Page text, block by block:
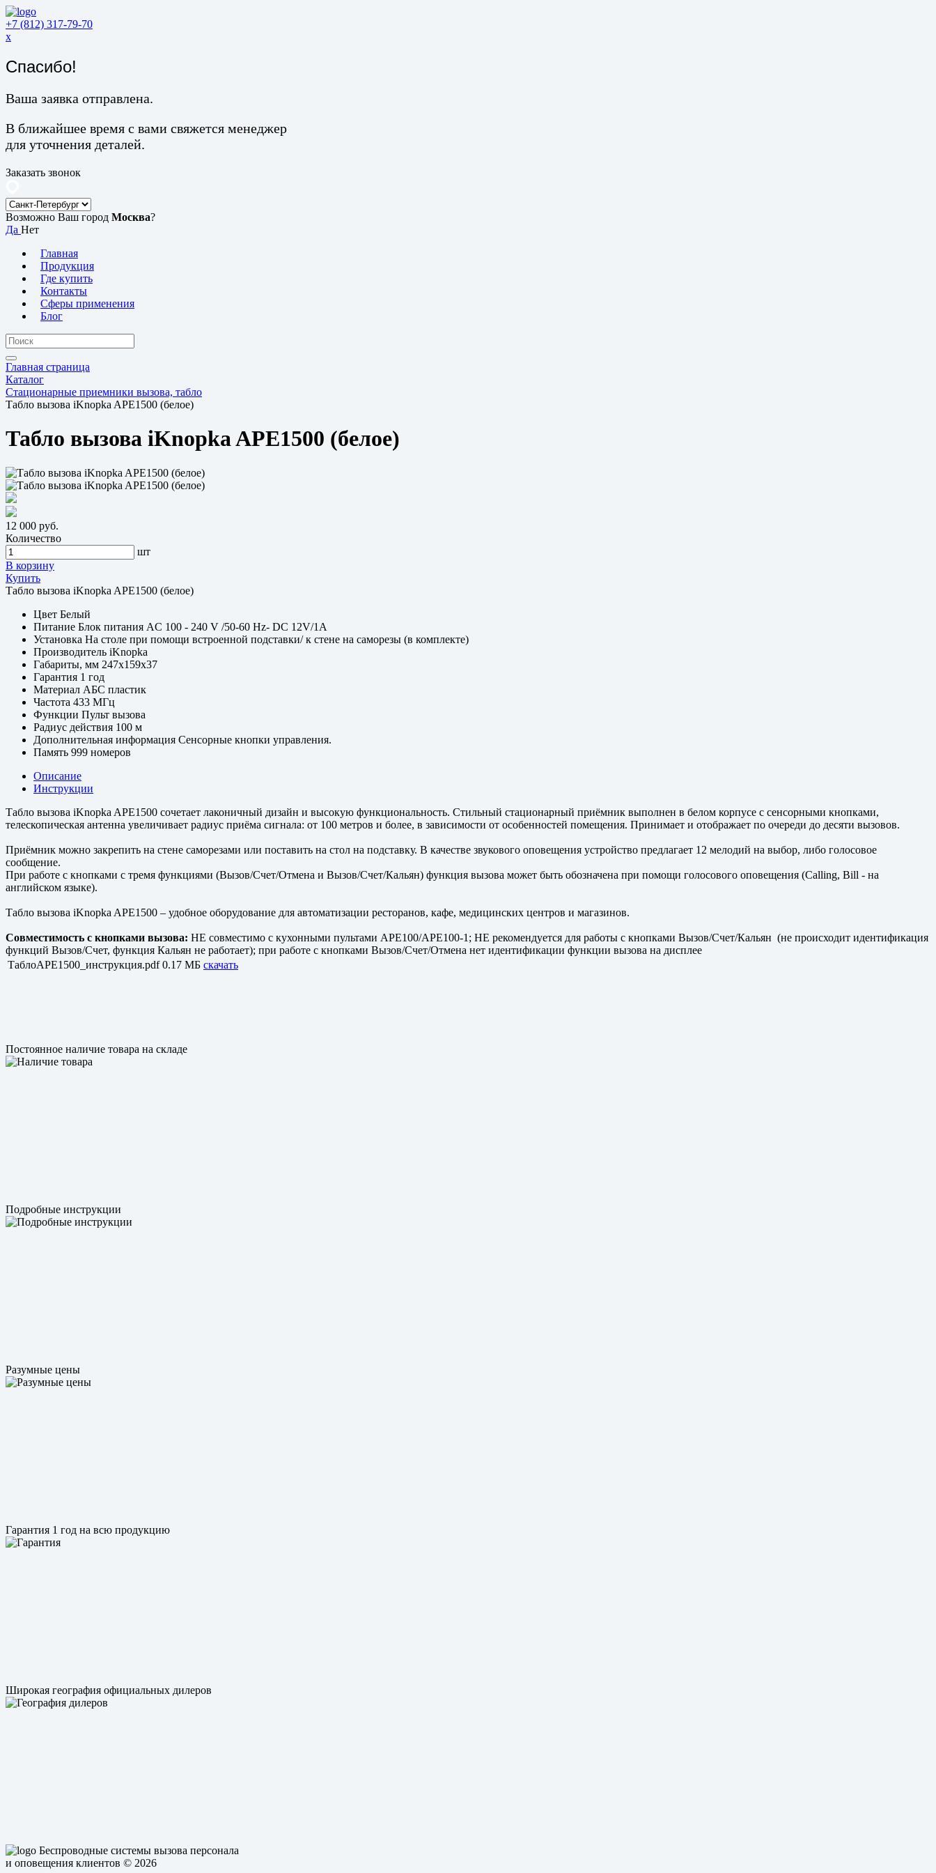
+7 (812) 317-79-70
x
Спасибо!
Ваша заявка отправлена.
В ближайшее время с вами свяжется менеджер
для уточнения деталей.
Заказать звонок
Возможно Ваш город Москва?
Да Нет
Главная
Продукция
Где купить
Контакты
Сферы применения
Блог
Главная страница
Каталог
Стационарные приемники вызова, табло
Табло вызова iKnopka APE1500 (белое)
Табло вызова iKnopka APE1500 (белое)
12 000 руб.
Количество
шт
В корзину
Купить
Табло вызова iKnopka APE1500 (белое)
Цвет Белый
Питание Блок питания AC 100 - 240 V /50-60 Hz- DC 12V/1A
Установка На столе при помощи встроенной подставки/ к стене на саморезы (в комплекте)
Производитель iKnopka
Габариты, мм 247х159х37
Гарантия 1 год
Материал АБС пластик
Частота 433 МГц
Функции Пульт вызова
Радиус действия 100 м
Дополнительная информация Сенсорные кнопки управления.
Память 999 номеров
Описание
Инструкции
Табло вызова iKnopka APE1500 сочетает лаконичный дизайн и высокую функциональность. Стильный стационарный приёмник выполнен в белом корпусе с сенсорными кнопками,
телескопическая антенна увеличивает радиус приёма сигнала: от 100 метров и более, в зависимости от особенностей помещения. Принимает и отображает по очереди до десяти вызовов.
Приёмник можно закрепить на стене саморезами или поставить на стол на подставку. В качестве звукового оповещения устройство предлагает 12 мелодий на выбор, либо голосовое
сообщение.
При работе с кнопками с тремя функциями (Вызов/Счет/Отмена и Вызов/Счет/Кальян) функция вызова может быть обозначена при помощи голосового оповещения (Calling, Bill - на
английском языке).
Табло вызова iKnopka APE1500 – удобное оборудование для автоматизации ресторанов, кафе, медицинских центров и магазинов.
Совместимость с кнопками вызова: НЕ совместимо с кухонными пультами APE100/APE100-1; НЕ рекомендуется для работы с кнопками Вызов/Счет/Кальян (не происходит идентификация
функций Вызов/Счет, функция Кальян не работает); при работе с кнопками Вызов/Счет/Отмена нет идентификации функции вызова на дисплее
ТаблоAPE1500_инструкция.pdf 0.17 МБ скачать
Постоянное наличие товара на складе
Подробные инструкции
Разумные цены
Гарантия 1 год на всю продукцию
Широкая география официальных дилеров
Беспроводные системы вызова персонала
и оповещения клиентов © 2026